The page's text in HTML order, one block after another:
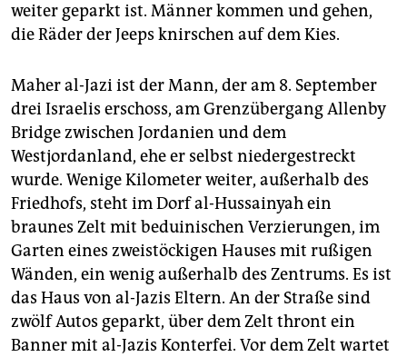
weiter geparkt ist. Männer kommen und gehen,
die Räder der Jeeps knirschen auf dem Kies.
Maher al-Jazi ist der Mann, der am 8. September
drei Israelis erschoss, am Grenzübergang Allenby
Bridge zwischen Jordanien und dem
Westjordanland, ehe er selbst niedergestreckt
wurde. Wenige Kilometer weiter, außerhalb des
Friedhofs, steht im Dorf al-Hussainyah ein
braunes Zelt mit beduinischen Verzierungen, im
Garten eines zweistöckigen Hauses mit rußigen
Wänden, ein wenig ­außerhalb des Zentrums. Es ist
das Haus von al-Jazis Eltern. An der Straße sind
zwölf Autos geparkt, über dem Zelt thront ein
Banner mit al-Jazis Konterfei. Vor dem Zelt wartet